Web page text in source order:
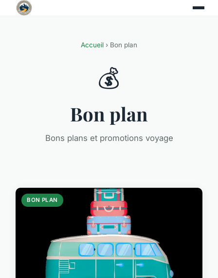
Accueil › Bon plan
💰
Bon plan
Bons plans et promotions voyage
BON PLAN